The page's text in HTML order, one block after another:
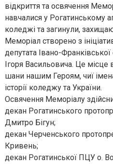
відкриття та освячення
навчалися у Рогатинському
коледжі та загинули,
Меморіал створено з
депутата Івано-
Ігоря Васильовича. Це місце
шани нашим Героям, чиї
історії коледжу та України.
Освячення Меморіалу
декан Рогатинського
Дмитро Бігун;
декан Черченського
Кривень;
декан Рогатинської ПЦУ о.